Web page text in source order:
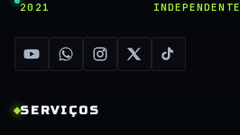
2021
INDEPENDENTE
SERVIÇOS